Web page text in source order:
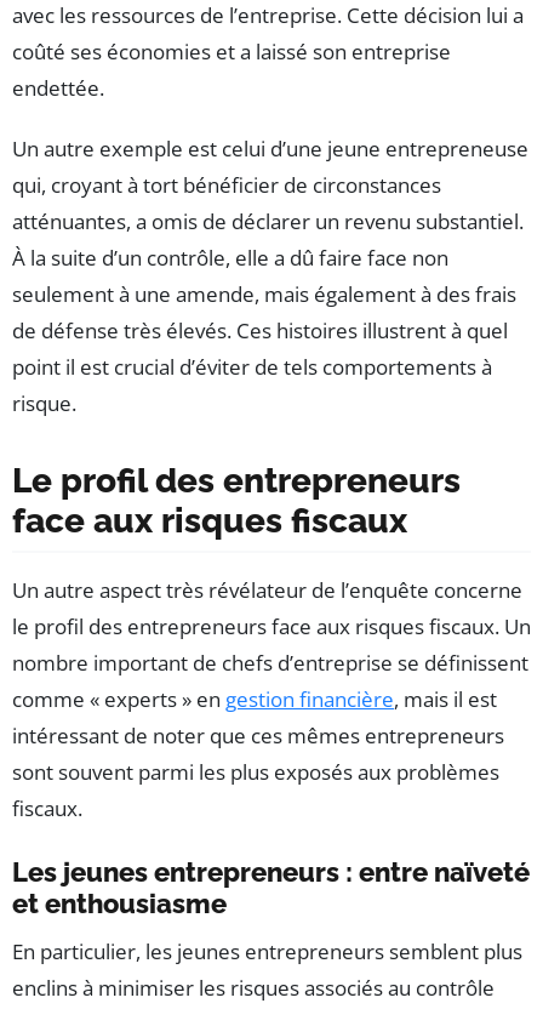
avec les ressources de l’entreprise. Cette décision lui a
coûté ses économies et a laissé son entreprise
endettée.
Un autre exemple est celui d’une jeune entrepreneuse
qui, croyant à tort bénéficier de circonstances
atténuantes, a omis de déclarer un revenu substantiel.
À la suite d’un contrôle, elle a dû faire face non
seulement à une amende, mais également à des frais
de défense très élevés. Ces histoires illustrent à quel
point il est crucial d’éviter de tels comportements à
risque.
Le profil des entrepreneurs
face aux risques fiscaux
Un autre aspect très révélateur de l’enquête concerne
le profil des entrepreneurs face aux risques fiscaux. Un
nombre important de chefs d’entreprise se définissent
comme « experts » en gestion financière, mais il est
intéressant de noter que ces mêmes entrepreneurs
sont souvent parmi les plus exposés aux problèmes
fiscaux.
Les jeunes entrepreneurs : entre naïveté
et enthousiasme
En particulier, les jeunes entrepreneurs semblent plus
enclins à minimiser les risques associés au contrôle